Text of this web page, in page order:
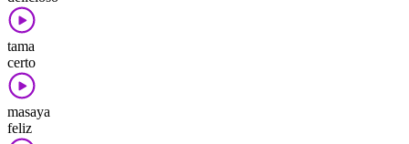
tama
certo
masaya
feliz